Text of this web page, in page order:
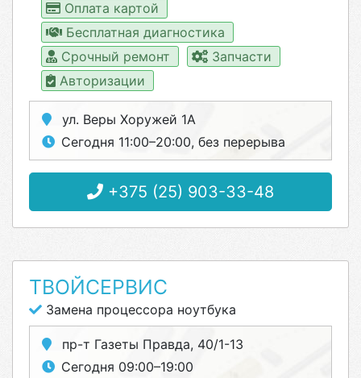
Оплата картой
Бесплатная диагностика
Срочный ремонт
Запчасти
Авторизации
ул. Веры Хоружей 1А
Сегодня 11:00–20:00, без перерыва
+375 (25) 903-33-48
ТВОЙСЕРВИС
Замена процессора ноутбука
пр-т Газеты Правда, 40/1-13
Сегодня 09:00–19:00